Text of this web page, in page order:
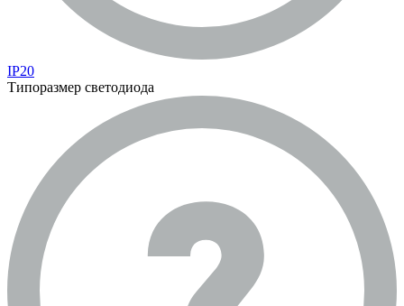
IP20
Типоразмер светодиода